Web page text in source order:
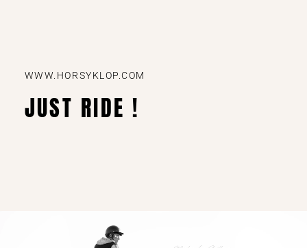
WWW.HORSYKLOP.COM
JUST RIDE !